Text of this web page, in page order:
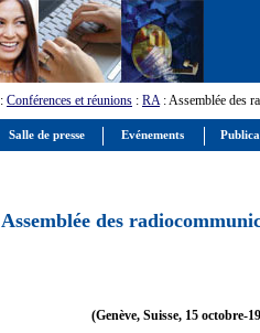
: Conférences et réunions : RA: Assemblée des
Assemblée des
(Genève, Suisse, 15 octobre-
Salle de presse Evénements